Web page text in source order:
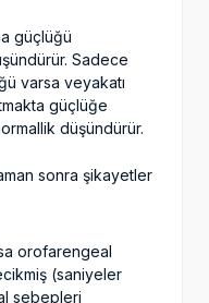
güçlüğü
Sadece
varsa veyakatı
güçlüğe
düşündürür.
sonra şikayetler
orofarengeal
(saniyeler
sebepleri